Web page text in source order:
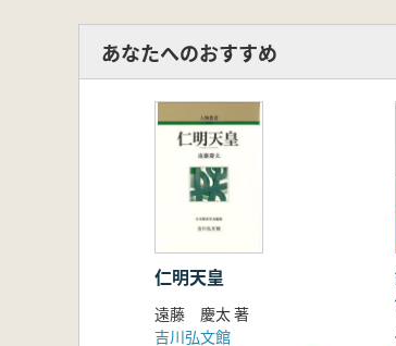
二 穀・穎の操作の目
むすび
はじめに
一 倉付帳
二 大鳥郡の量計と除耗
三 和泉郡の量計
四 大鳥郡(2)倉と和泉郡
五 量計の目的
六 当年度和泉監司の体
九 不動倉とカギ
あなたへのおすすめ
仁明天皇
遠藤 慶太 著
吉川弘文館